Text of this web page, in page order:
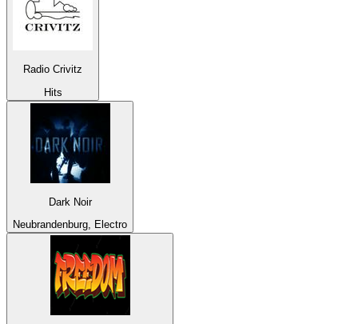
Radio Crivitz
Hits
Dark Noir
Neubrandenburg, Electro